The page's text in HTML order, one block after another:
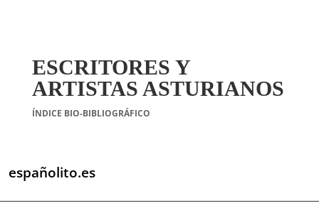
ESCRITORES Y
ARTISTAS ASTURIANOS
ÍNDICE BIO-BIBLIOGRÁFICO
españolito.es